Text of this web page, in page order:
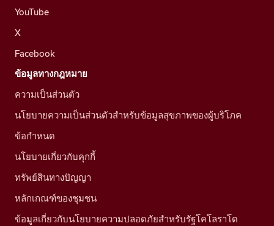
YouTube
X
Facebook
ข้อมูลทางกฎหมาย
ความเป็นส่วนตัว
นโยบายความเป็นส่วนตัวสำหรับข้อมูลสุขภาพของผู้บริโภค
ข้อกำหนด
นโยบายเกี่ยวกับคุกกี้
ทรัพย์สินทางปัญญา
หลักเกณฑ์ของชุมชน
ข้อมูลเกี่ยวกับนโยบายความปลอดภัยสำหรับรัฐโคโลราโด